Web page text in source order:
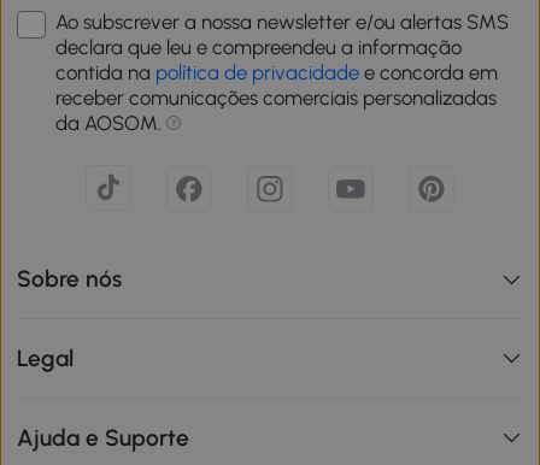
Ao subscrever a nossa newsletter e/ou alertas SMS
declara que leu e compreendeu a informação
contida na política de privacidade e concorda em
receber comunicações comerciais personalizadas
da AOSOM.
Sobre nós
Legal
Ajuda e Suporte